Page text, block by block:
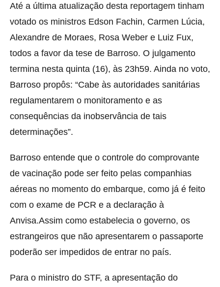
Até a última atualização desta reportagem tinham
votado os ministros Edson Fachin, Carmen Lúcia,
Alexandre de Moraes, Rosa Weber e Luiz Fux,
todos a favor da tese de Barroso. O julgamento
termina nesta quinta (16), às 23h59. Ainda no voto,
Barroso propôs: “Cabe às autoridades sanitárias
regulamentarem o monitoramento e as
consequências da inobservância de tais
determinações”.
Barroso entende que o controle do comprovante
de vacinação pode ser feito pelas companhias
aéreas no momento do embarque, como já é feito
com o exame de PCR e a declaração à
Anvisa.Assim como estabelecia o governo, os
estrangeiros que não apresentarem o passaporte
poderão ser impedidos de entrar no país.
Para o ministro do STF, a apresentação do